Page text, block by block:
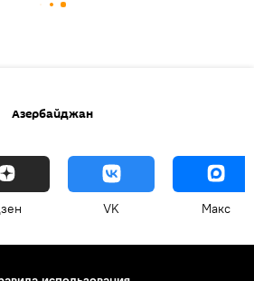
Азербайджан
VK Макс